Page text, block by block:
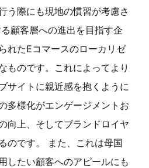
う際にも現地の慣習が考慮さ
顧客層への進出を目指す企
れたEコマースのローカリゼ
ものです。これによってより
サイトに親近感を抱くように
多様化がエンゲージメントお
向上、そしてブランドロイヤ
のです。 また、これは母国
したい顧客へのアピールにも